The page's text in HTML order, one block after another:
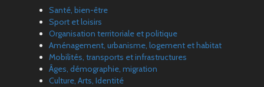
Santé, bien-être
Sport et loisirs
Organisation territoriale et politique
Aménagement, urbanisme, logement et habitat
Mobilités, transports et infrastructures
Âges, démographie, migration
Culture, Arts, Identité